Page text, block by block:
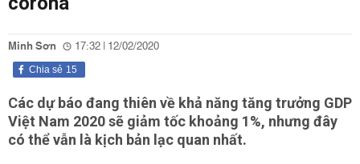
Minh Sơn 17:32 | 12/02/2020
15
Chia sẻ
Các dự báo đang thiên về khả năng tăng trưởng GDP
Việt Nam 2020 sẽ giảm tốc khoảng 1%, nhưng đây
có thể vẫn là kịch bản lạc quan nhất.